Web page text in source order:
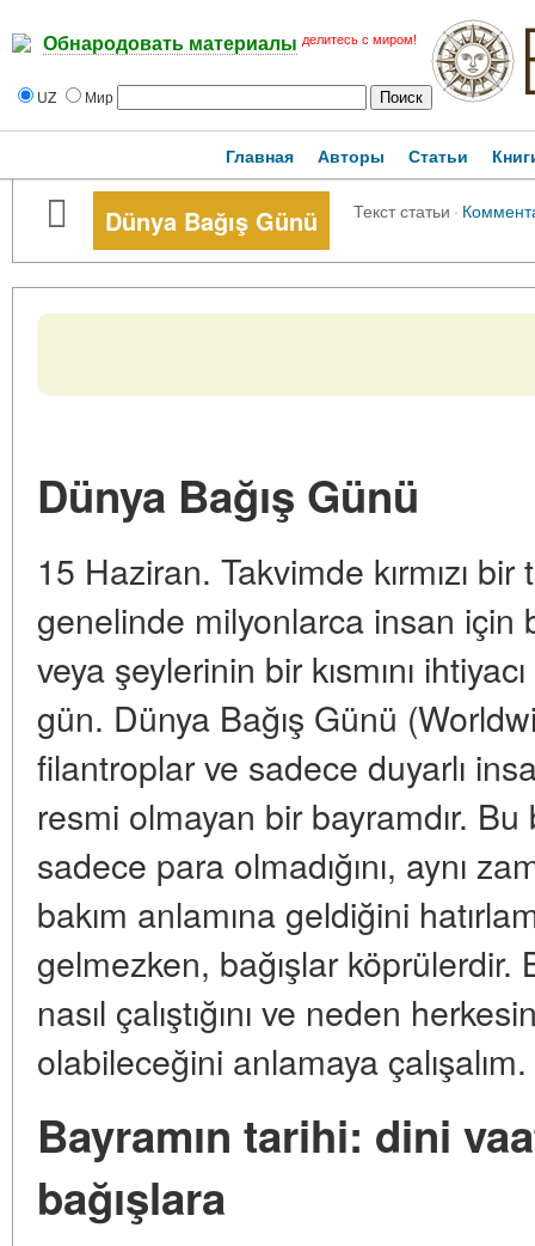
Обнародовать материалы делитесь с миром!
UZ Мир
Главная Авторы Статьи
Dünya Bağış Günü Текст статьи ·
Dünya Bağış Günü
15 Haziran. Takvimde kırmızı
genelinde milyonlarca insan için
veya şeylerinin bir kısmını
gün. Dünya Bağış Günü
filantroplar ve sadece duyarlı
resmi olmayan bir bayramdır.
sadece para olmadığını, aynı
bakım anlamına geldiğini
gelmezken, bağışlar köprülerdir.
nasıl çalıştığını ve neden
olabileceğini anlamaya çalışalım.
Bayramın tarihi: dini
bağışlara